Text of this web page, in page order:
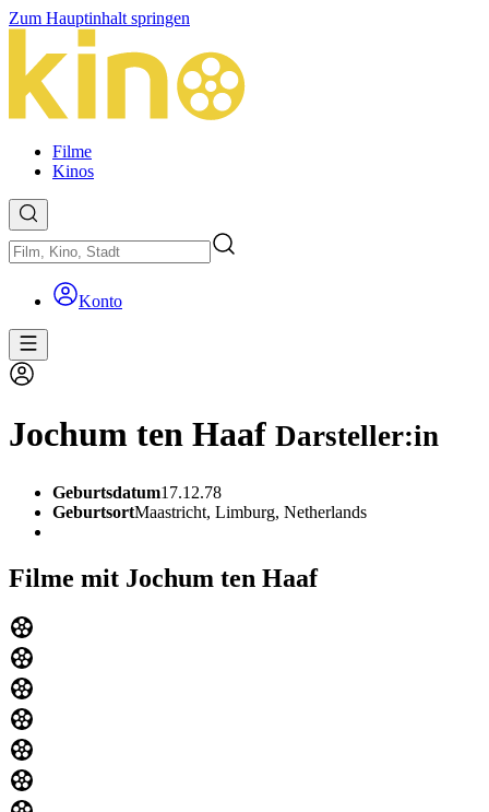
Zum Hauptinhalt springen
Filme
Kinos
Konto
Jochum ten Haaf Darsteller:in
Geburtsdatum17.12.78
GeburtsortMaastricht, Limburg, Netherlands
Filme mit Jochum ten Haaf